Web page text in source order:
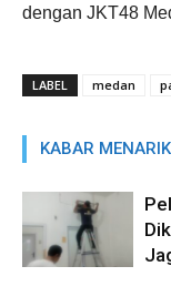
dengan JKT48
LABEL medan
KABAR